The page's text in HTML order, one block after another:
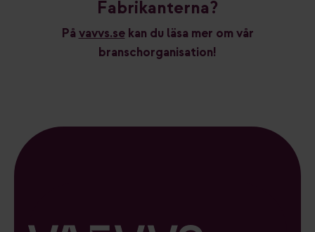
Fabrikanterna?
På vavvs.sekan du läsa mer om vår
branschorganisation!